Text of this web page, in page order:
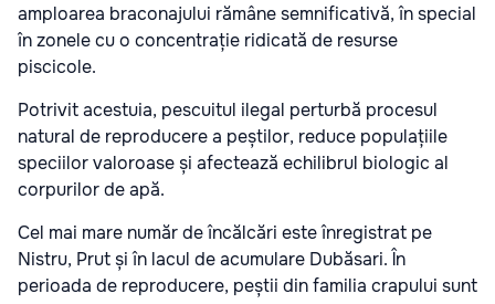
amploarea braconajului rămâne semnificativă, în special
în zonele cu o concentrație ridicată de resurse
piscicole.
Potrivit acestuia, pescuitul ilegal perturbă procesul
natural de reproducere a peștilor, reduce populațiile
speciilor valoroase și afectează echilibrul biologic al
corpurilor de apă.
Cel mai mare număr de încălcări este înregistrat pe
Nistru, Prut și în lacul de acumulare Dubăsari. În
perioada de reproducere, peștii din familia crapului sunt